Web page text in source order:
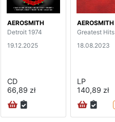
AEROSMITH
Detroit 1974
19.12.2025
CD
66,89 zł
AEROSMITH
Greatest Hits
18.08.2023
LP
140,89 zł